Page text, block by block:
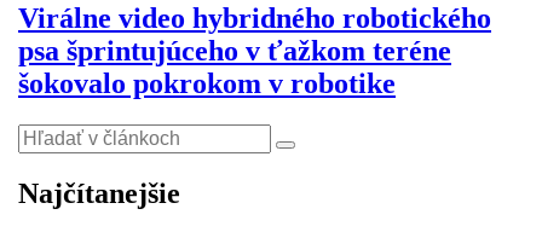
Virálne video hybridného robotického
psa šprintujúceho v ťažkom teréne
šokovalo pokrokom v robotike
Najčítanejšie